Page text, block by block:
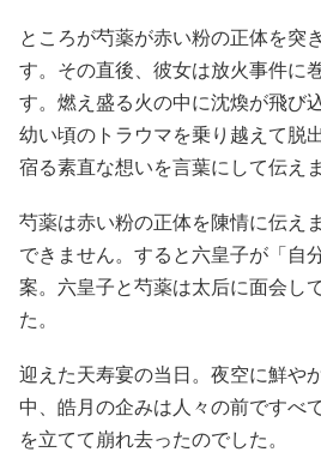
ところが芍薬が赤い粉の正体を突
す。その直後、彼女は放火事件に
す。燃え盛る火の中に沈煥が飛び
幼い頃のトラウマを乗り越えて脱
宿る素直な想いを言葉にして伝え
芍薬は赤い粉の正体を陳情に伝え
できません。すると六皇子が「自
案。六皇子と芍薬は太后に面会し
た。
迎えた天寿宴の当日。夜空に鮮や
中、皓月の企みは人々の前ですべ
を立てて崩れ去ったのでした。